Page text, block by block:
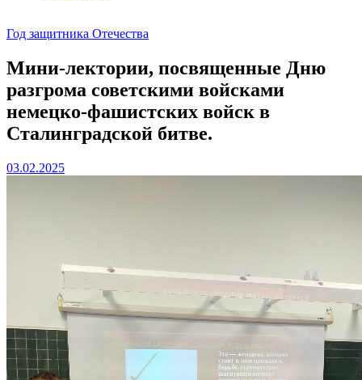
Год защитника Отечества
Мини-лектории, посвященные Дню
разгрома советскими войсками
немецко-фашистских войск в
Сталинградской битве.
03.02.2025